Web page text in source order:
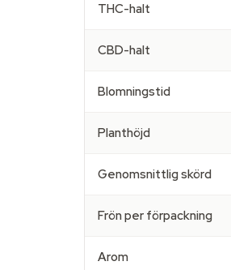
THC-halt
CBD-halt
Blomningstid
Planthöjd
Genomsnittlig skörd
Frön per förpackning
Arom